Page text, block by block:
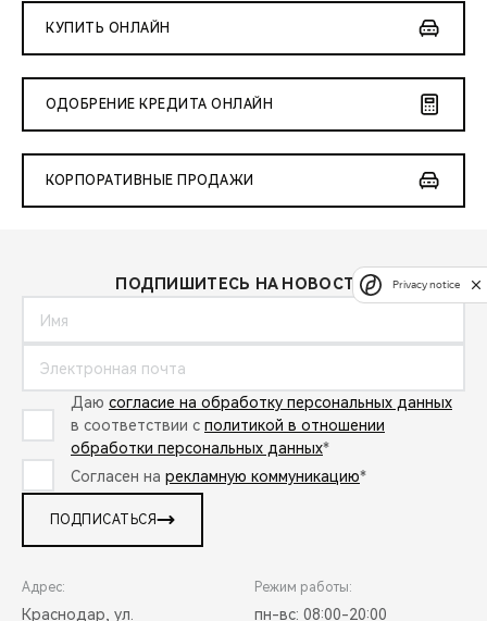
КУПИТЬ ОНЛАЙН
ОДОБРЕНИЕ КРЕДИТА ОНЛАЙН
КОРПОРАТИВНЫЕ ПРОДАЖИ
ПОДПИШИТЕСЬ НА НОВОСТИ:
Даю согласие на обработку персональных данных
в соответствии с политикой в отношении
обработки персональных данных*
Согласен на рекламную коммуникацию*
ПОДПИСАТЬСЯ
Адрес:
Краснодар, ул.
Режим работы:
пн-вс: 08:00-20:00
Privacy notice